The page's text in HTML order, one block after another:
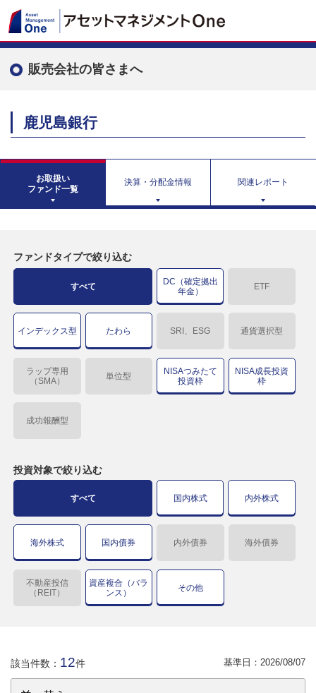
販売会社の皆さまへ
鹿児島銀行
お取扱い
ファンド一覧
決算・分配金情報 関連レポート
ファンドタイプで絞り込む
すべて
DC（確定拠出
年金）
ETF
インデックス型 たわら SRI、ESG 通貨選択型
ラップ専用
（SMA）
単位型
NISAつみたて
投資枠
NISA成長投資
枠
成功報酬型
投資対象で絞り込む
すべて 国内株式 内外株式
海外株式 国内債券 内外債券 海外債券
不動産投信
（REIT）
資産複合（バラ
ンス）
その他
該当件数： 12件 基準日： 2026/08/07